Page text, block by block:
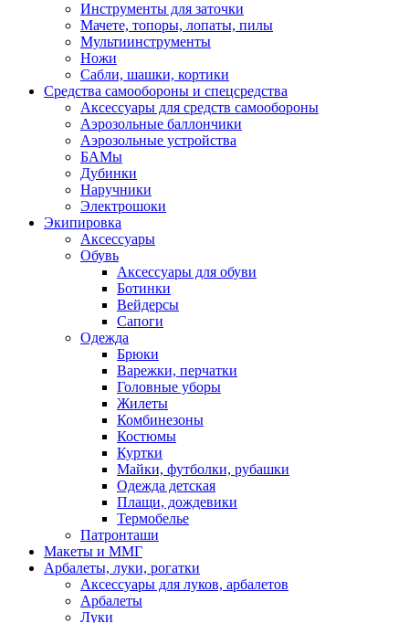
Инструменты для заточки
Мачете, топоры, лопаты, пилы
Мультиинструменты
Ножи
Сабли, шашки, кортики
Средства самообороны и спецсредства
Аксессуары для средств самообороны
Аэрозольные баллончики
Аэрозольные устройства
БАМы
Дубинки
Наручники
Электрошоки
Экипировка
Аксессуары
Обувь
Аксессуары для обуви
Ботинки
Вейдерсы
Сапоги
Одежда
Брюки
Варежки, перчатки
Головные уборы
Жилеты
Комбинезоны
Костюмы
Куртки
Майки, футболки, рубашки
Одежда детская
Плащи, дождевики
Термобелье
Патронташи
Макеты и ММГ
Арбалеты, луки, рогатки
Аксессуары для луков, арбалетов
Арбалеты
Луки